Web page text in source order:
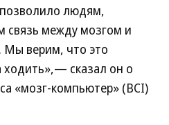
людям,
связь между мозгом и
Мы верим, что это
сказал он о
«мозг-компьютер» (BCI)